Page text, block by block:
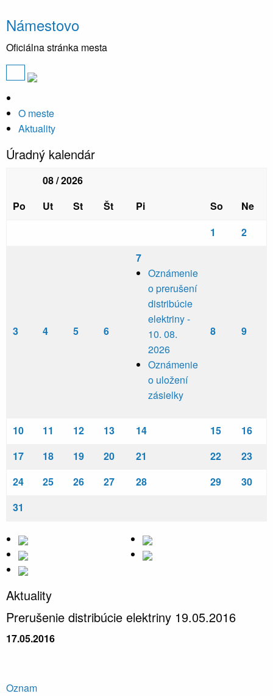
Námestovo
Oficiálna stránka mesta
O meste
Aktuality
Úradný kalendár
08 / 2026
Po
Ut St Št Pi So
Ne
1
2
3 4 5 6
7
Oznámenie
o prerušení
distribúcie
elektriny -
10. 08.
2026
Oznámenie
o uložení
zásielky
8 9
10 11 12 13 14 15
16
17
18 19 20 21 22
23
24
25 26 27 28 29
30
31
Aktuality
Prerušenie distribúcie elektriny 19.05.2016
17.05.2016
Oznam